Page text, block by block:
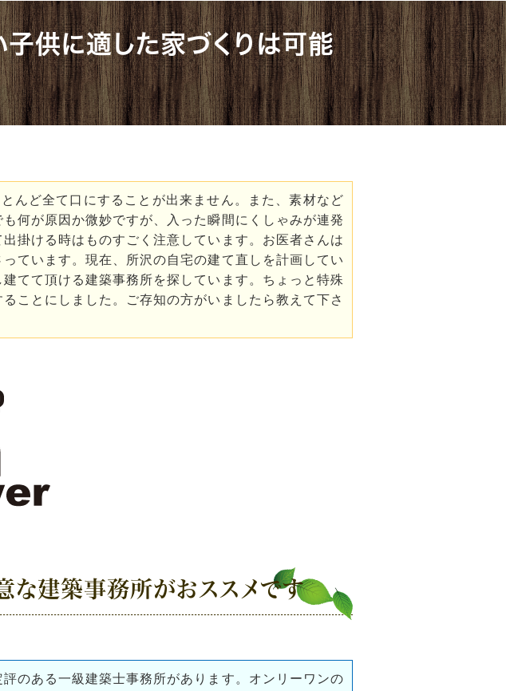
子供に適した家づくりは可能
んど全て口にすることが出来ません。また、素材など
何が原因か微妙ですが、入った瞬間にくしゃみが連発
掛ける時はものすごく注意しています。お医者さんは
ています。現在、所沢の自宅の建て直しを計画してい
てて頂ける建築事務所を探しています。ちょっと特殊
ことにしました。ご存知の方がいましたら教えて下さ
な建築事務所がおススメです
のある一級建築士事務所があります。オンリーワンの